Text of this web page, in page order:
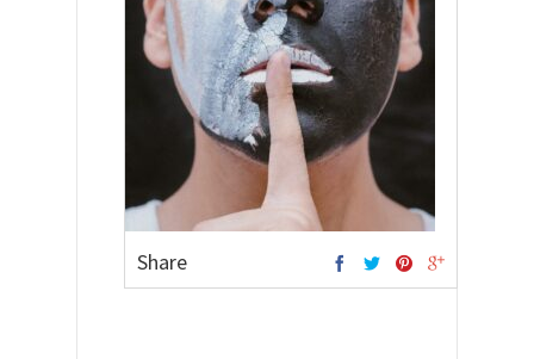
Share